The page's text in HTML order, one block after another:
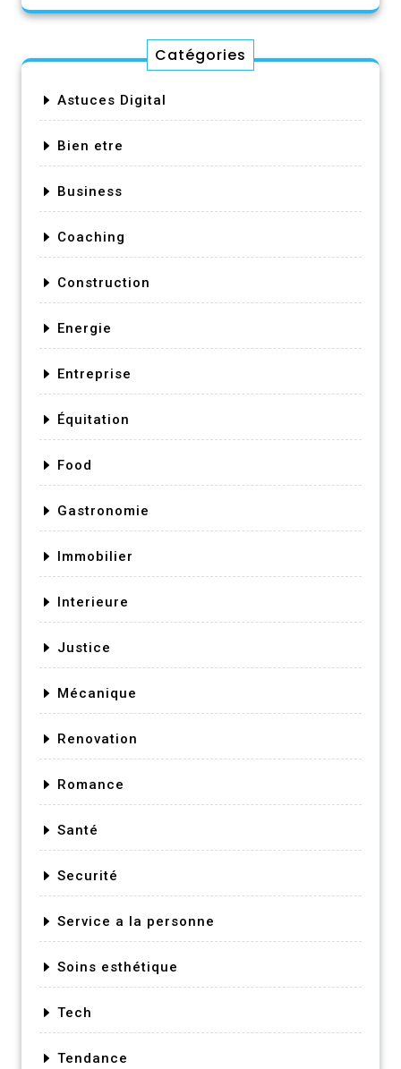
Catégories
Astuces Digital
Bien etre
Business
Coaching
Construction
Energie
Entreprise
Équitation
Food
Gastronomie
Immobilier
Interieure
Justice
Mécanique
Renovation
Romance
Santé
Securité
Service a la personne
Soins esthétique
Tech
Tendance